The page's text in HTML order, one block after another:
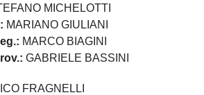
MICHELOTTI
MARIANO GIULIANI
MARCO BIAGINI
GABRIELE BASSINI
FRAGNELLI